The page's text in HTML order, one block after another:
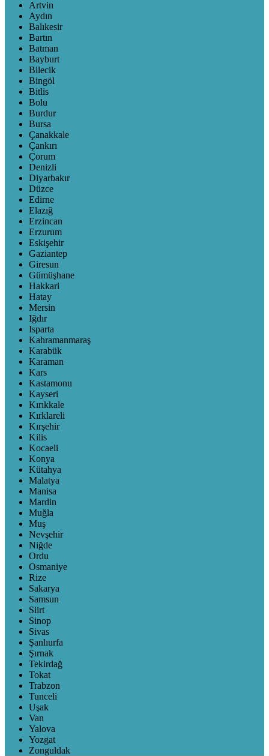
Artvin
Aydın
Balıkesir
Bartın
Batman
Bayburt
Bilecik
Bingöl
Bitlis
Bolu
Burdur
Bursa
Çanakkale
Çankırı
Çorum
Denizli
Diyarbakır
Düzce
Edirne
Elazığ
Erzincan
Erzurum
Eskişehir
Gaziantep
Giresun
Gümüşhane
Hakkari
Hatay
Mersin
Iğdır
Isparta
Kahramanmaraş
Karabük
Karaman
Kars
Kastamonu
Kayseri
Kırıkkale
Kırklareli
Kırşehir
Kilis
Kocaeli
Konya
Kütahya
Malatya
Manisa
Mardin
Muğla
Muş
Nevşehir
Niğde
Ordu
Osmaniye
Rize
Sakarya
Samsun
Siirt
Sinop
Sivas
Şanlıurfa
Şırnak
Tekirdağ
Tokat
Trabzon
Tunceli
Uşak
Van
Yalova
Yozgat
Zonguldak